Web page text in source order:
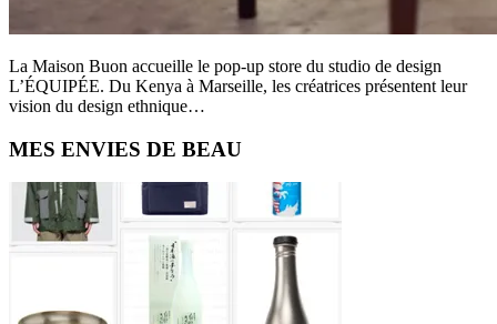
La Maison Buon accueille le pop-up store du studio de design
L’ÉQUIPÉE. Du Kenya à Marseille, les créatrices présentent leur
vision du design ethnique…
Primary
Sidebar
MES ENVIES DE BEAU